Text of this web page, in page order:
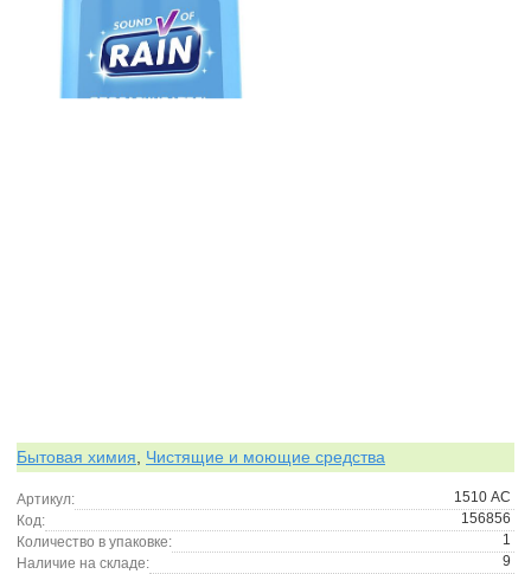
Бытовая химия Чистящие и моющие средства
Артикул:
1510 АС
Код:
156856
Количество в упаковке:
1
Наличие на складе:
9